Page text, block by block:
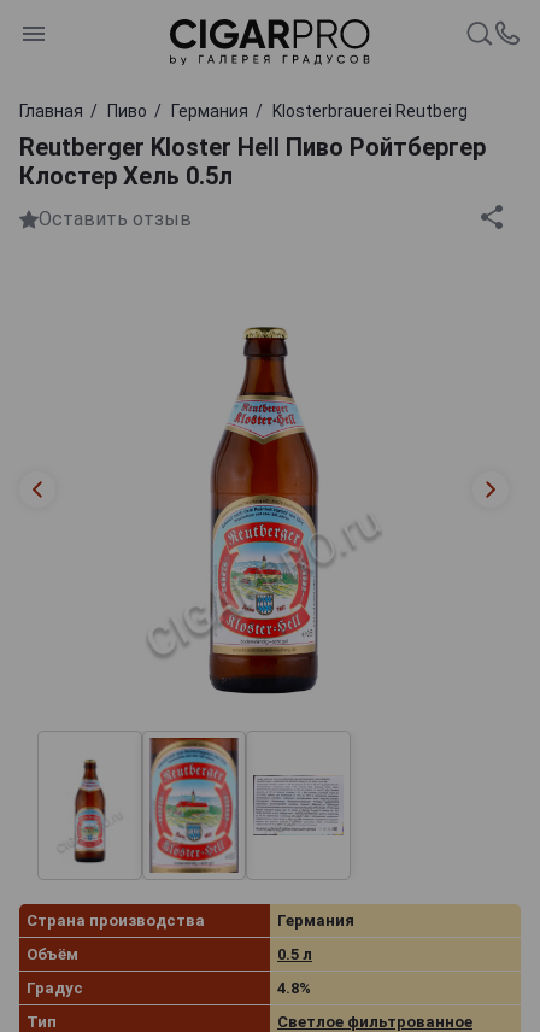
Главная Пиво Германия Klosterbrauerei Reutberg
Reutberger Kloster Hell Пиво Ройтбергер
Клостер Хель 0.5л
Оставить отзыв
Страна производства
Германия
Объём
0.5 л
Градус
4.8%
Тип
Светлое фильтрованное